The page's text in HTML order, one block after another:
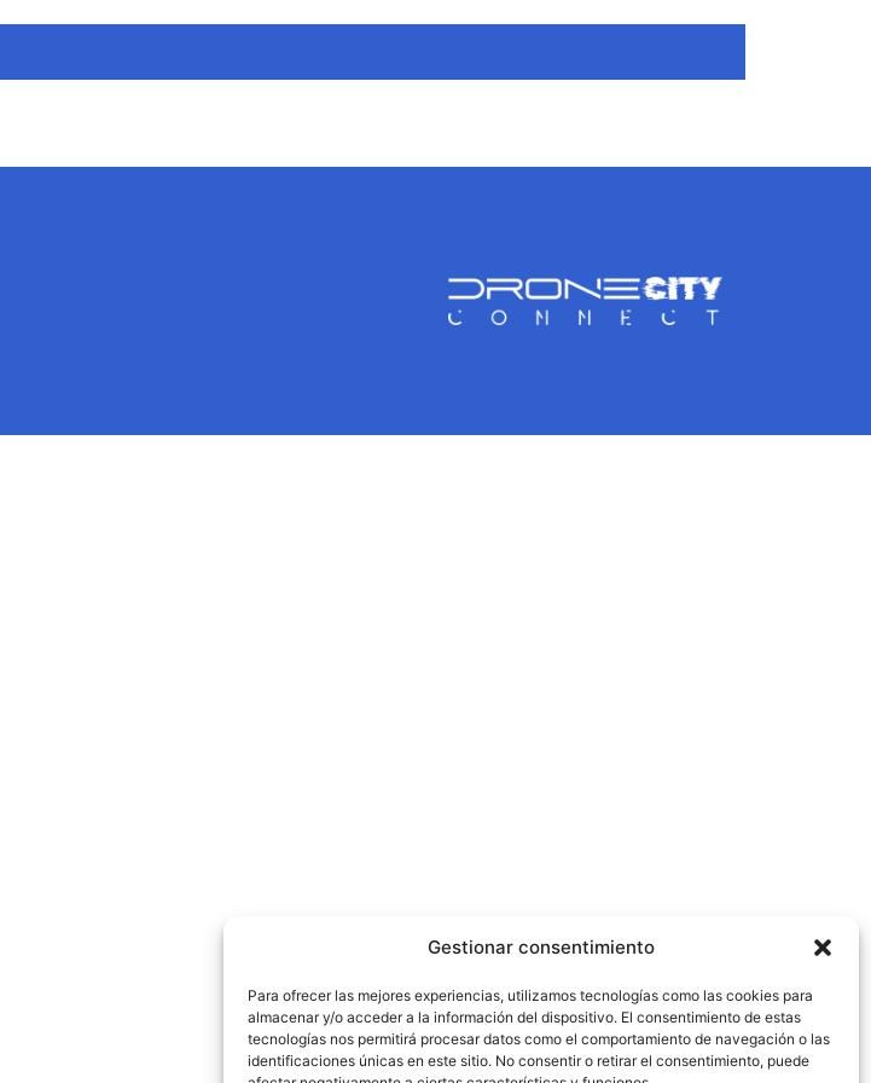
Gestionar consentimiento
Para ofrecer las mejores experiencias, utilizamos tecnologías como las cookies para
almacenar y/o acceder a la información del dispositivo. El consentimiento de estas
tecnologías nos permitirá procesar datos como el comportamiento de navegación o las
identificaciones únicas en este sitio. No consentir o retirar el consentimiento, puede